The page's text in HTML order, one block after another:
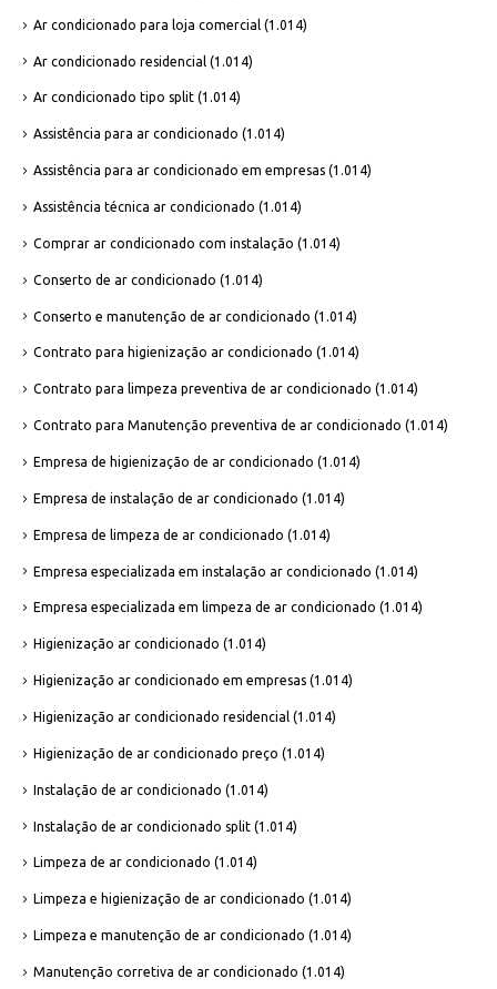
Ar condicionado para loja comercial (1.014)
Ar condicionado residencial (1.014)
Ar condicionado tipo split (1.014)
Assistência para ar condicionado (1.014)
Assistência para ar condicionado em empresas (1.014)
Assistência técnica ar condicionado (1.014)
Comprar ar condicionado com instalação (1.014)
Conserto de ar condicionado (1.014)
Conserto e manutenção de ar condicionado (1.014)
Contrato para higienização ar condicionado (1.014)
Contrato para limpeza preventiva de ar condicionado (1.014)
Contrato para Manutenção preventiva de ar condicionado (1.014)
Empresa de higienização de ar condicionado (1.014)
Empresa de instalação de ar condicionado (1.014)
Empresa de limpeza de ar condicionado (1.014)
Empresa especializada em instalação ar condicionado (1.014)
Empresa especializada em limpeza de ar condicionado (1.014)
Higienização ar condicionado (1.014)
Higienização ar condicionado em empresas (1.014)
Higienização ar condicionado residencial (1.014)
Higienização de ar condicionado preço (1.014)
Instalação de ar condicionado (1.014)
Instalação de ar condicionado split (1.014)
Limpeza de ar condicionado (1.014)
Limpeza e higienização de ar condicionado (1.014)
Limpeza e manutenção de ar condicionado (1.014)
Manutenção corretiva de ar condicionado (1.014)